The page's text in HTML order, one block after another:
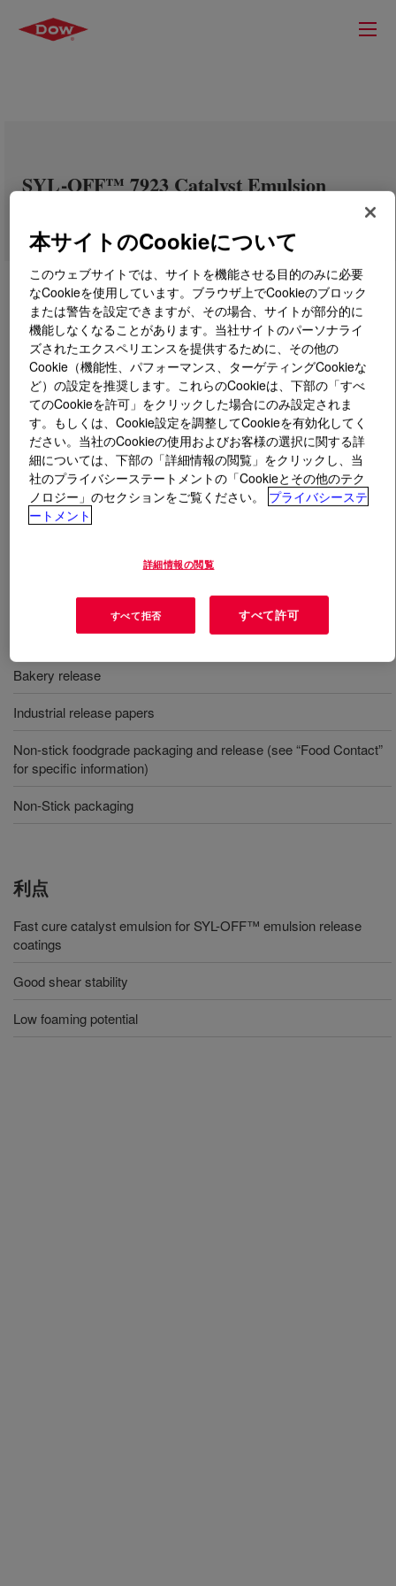
SYL-OFF™ 7923 Catalyst Emulsion
とはSYL-OFF™ 7923 Catalyst Emulsion?
高速硬化速度が必要な場合に推奨されるプラチナ触媒エ
マルジョン。
Release coating for pressure sensitive laminate/labelstock
Casting paper
Bakery release
Industrial release papers
Non-stick foodgrade packaging and release (see “Food Contact”
for specific information)
Non-Stick packaging
利点
Fast cure catalyst emulsion for SYL-OFF™ emulsion release
coatings
Good shear stability
Low foaming potential
本サイトのCookieについて
このウェブサイトでは、サイトを機能させる目的のみに必要
なCookieを使用しています。ブラウザ上でCookieのブロック
または警告を設定できますが、その場合、サイトが部分的に
機能しなくなることがあります。当社サイトのパーソナライ
ズされたエクスペリエンスを提供するために、その他の
Cookie（機能性、パフォーマンス、ターゲティングCookieな
ど）の設定を推奨します。これらのCookieは、下部の「すべ
てのCookieを許可」をクリックした場合にのみ設定されま
す。もしくは、Cookie設定を調整してCookieを有効化してく
ださい。当社のCookieの使用およびお客様の選択に関する詳
細については、下部の「詳細情報の閲覧」をクリックし、当
社のプライバシーステートメントの「Cookieとその他のテク
ノロジー」のセクションをご覧ください。
プライバシーステ
ートメント
詳細情報の閲覧
すべて拒否 すべて許可